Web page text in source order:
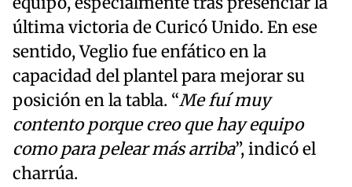
última victoria de Curicó Unido. En ese
sentido, Veglio fue enfático en la
capacidad del plantel para mejorar su
posición en la tabla. “Me fuí muy
contento porque creo que hay equipo
como para pelear más arriba”, indicó el
charrúa.